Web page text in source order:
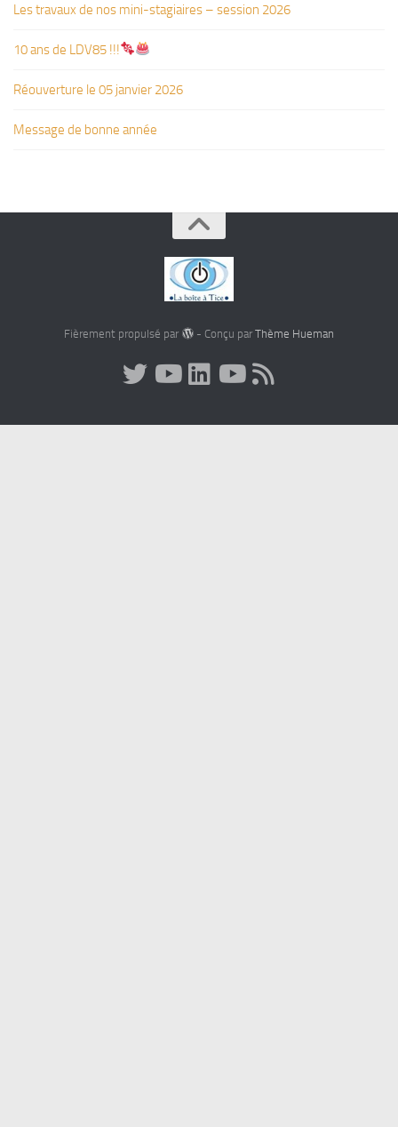
Les travaux de nos mini-stagiaires – session 2026 ‍‍‍‍‍
10 ans de LDV85 !!!
Réouverture le 05 janvier 2026
Message de bonne année
Fièrement propulsé par - Conçu par Thème Hueman